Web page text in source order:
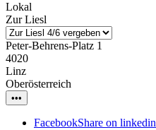
Lokal
Zur Liesl
Peter-Behrens-Platz 1
4020
Linz
Oberösterreich
•••
FacebookShare on linkedin